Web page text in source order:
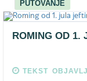
PUTOVANJE
ROMING OD 1.
TEKST